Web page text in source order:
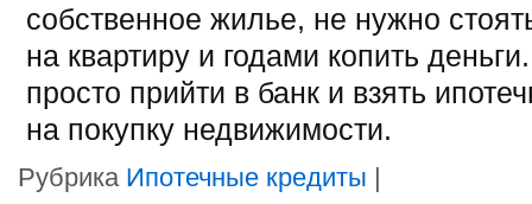
собственное жилье, не нужно
на квартиру и годами копить
просто прийти в банк и взять
на покупку недвижимости.
Рубрика Ипотечные кредиты |